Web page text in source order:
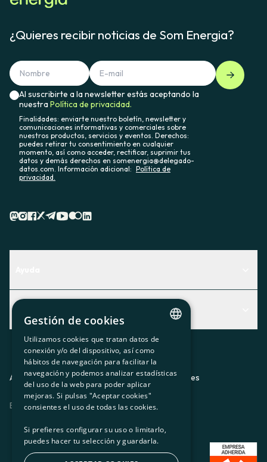
¿Quieres recibir noticias de Som Energia?
Al suscribirte a la newsletter estás aceptando la
nuestraPolítica de privacidad.
Finalidades: enviarte nuestro boletín, newsletter y
comunicaciones informativas y comerciales sobre
nuestros productos, servicios y eventos. Derechos:
puedes retirar tu consentimiento en cualquier
momento, así como acceder, rectificar, suprimir tus
datos y demás derechos en somenergia@delegado-
datos.com. Información adicional: Política de
privacidad.
Descubre qué servicio te encaja mejor
Contacto
Actualidad
El rincón de la socia
Prensa
Trabaja con nosotros
Aviso legalPolítica de privacidadPolítica de cookies
ES CAGLEU
CATALAN
SPANISH
GL
BASQUE
Gestión de cookies
Utilizamos cookies que tratan datos de
conexión y/o del dispositivo, así como
hábitos de navegación para facilitar la
navegación y podemos analizar estadísticas
del uso de la web para poder aplicar
mejoras. Si pulsas "Aceptar cookies"
consientes el uso de todas las cookies.
Si prefieres configurar su uso o limitarlo,
puedes hacer tu selección y guardarla.